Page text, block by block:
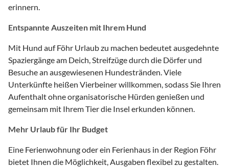
erinnern.
Entspannte Auszeiten mit Ihrem Hund
Mit Hund auf Föhr Urlaub zu machen bedeutet ausgedehnte
Spaziergänge am Deich, Streifzüge durch die Dörfer und
Besuche an ausgewiesenen Hundestränden. Viele
Unterkünfte heißen Vierbeiner willkommen, sodass Sie Ihren
Aufenthalt ohne organisatorische Hürden genießen und
gemeinsam mit Ihrem Tier die Insel erkunden können.
Mehr Urlaub für Ihr Budget
Eine Ferienwohnung oder ein Ferienhaus in der Region Föhr
bietet Ihnen die Möglichkeit, Ausgaben flexibel zu gestalten.